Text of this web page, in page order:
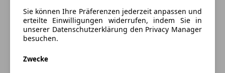
Sie können Ihre Präferenzen jederzeit anpassen und
erteilte Einwilligungen widerrufen, indem Sie in
unserer Datenschutzerklärung den Privacy Manager
besuchen.
Zwecke